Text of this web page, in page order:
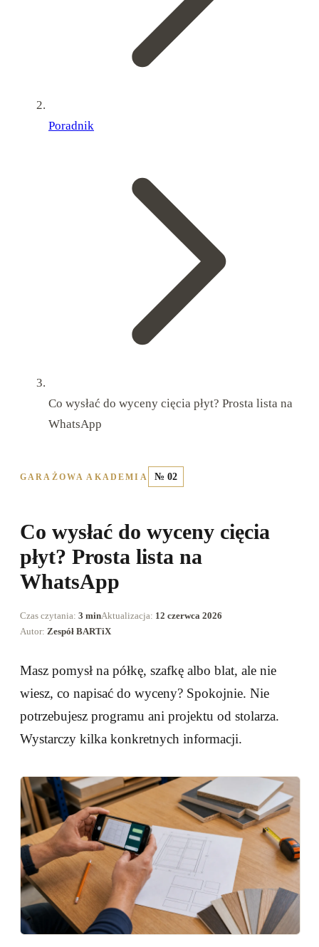
Poradnik
Co wysłać do wyceny cięcia płyt? Prosta lista na
WhatsApp
GARAŻOWA AKADEMIA № 02
Co wysłać do wyceny cięcia
płyt? Prosta lista na
WhatsApp
Czas czytania: 3 minAktualizacja: 12 czerwca 2026
Autor: Zespół BARTiX
Masz pomysł na półkę, szafkę albo blat, ale nie
wiesz, co napisać do wyceny? Spokojnie. Nie
potrzebujesz programu ani projektu od stolarza.
Wystarczy kilka konkretnych informacji.